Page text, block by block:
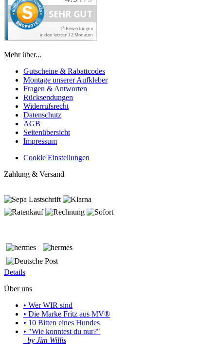
Mehr über...
Gutscheine & Rabattcodes
Montage unserer Aufkleber
Fragen & Antworten
Rücksendungen
Widerrufsrecht
Datenschutz
AGB
Seitenübersicht
Impressum
Cookie Einstellungen
Zahlung & Versand
Details
Über uns
• Wer WIR sind
• Die Marke Fritz aus MV®
• 10 Bitten eines Hundes
• "Wie konntest du nur?"
by Jim Willis